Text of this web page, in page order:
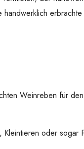
Weinreben für den
oder